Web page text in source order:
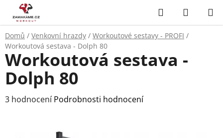
Přejít
obsah
Hledat
KOŠÍK
Domů / Venkovní hrazdy / Workoutové sestavy - PROFI /
Workoutová sestava - Dolph 80
Workoutová sestava -
Dolph 80
Průměrné
3 hodnocení Podrobnosti hodnocení